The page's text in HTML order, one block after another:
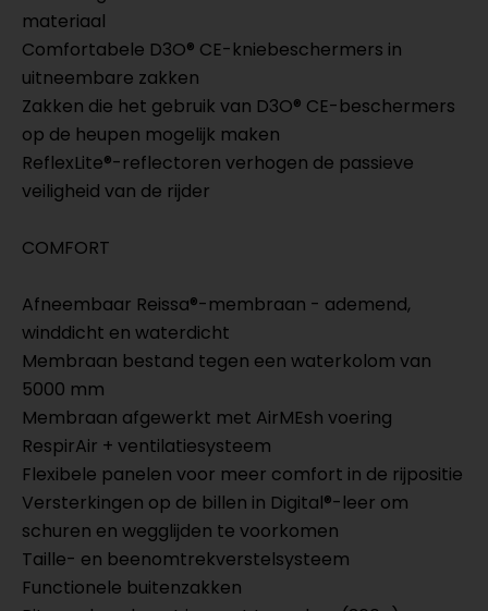
materiaal
Comfortabele D3O® CE-kniebeschermers in
uitneembare zakken
Zakken die het gebruik van D3O® CE-beschermers
op de heupen mogelijk maken
ReflexLite®-reflectoren verhogen de passieve
veiligheid van de rijder
COMFORT
Afneembaar Reissa®-membraan - ademend,
winddicht en waterdicht
Membraan bestand tegen een waterkolom van
5000 mm
Membraan afgewerkt met AirMEsh voering
RespirAir + ventilatiesysteem
Flexibele panelen voor meer comfort in de rijpositie
Versterkingen op de billen in Digital®-leer om
schuren en wegglijden te voorkomen
Taille- en beenomtrekverstelsysteem
Functionele buitenzakken